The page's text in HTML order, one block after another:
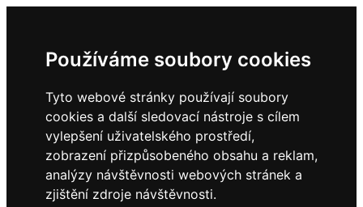
Používáme soubory cookies
Tyto webové stránky používají soubory
cookies a další sledovací nástroje s cílem
vylepšení uživatelského prostředí,
zobrazení přizpůsobeného obsahu a reklam,
analýzy návštěvnosti webových stránek a
zjištění zdroje návštěvnosti.